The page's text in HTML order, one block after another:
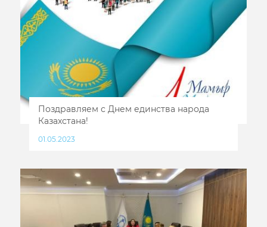
Поздравляем с Днем единства народа
Казахстана!
01.05.2023